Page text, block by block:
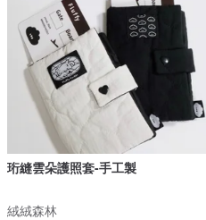
珩縫雲朵護照套-手工製
絨絨森林